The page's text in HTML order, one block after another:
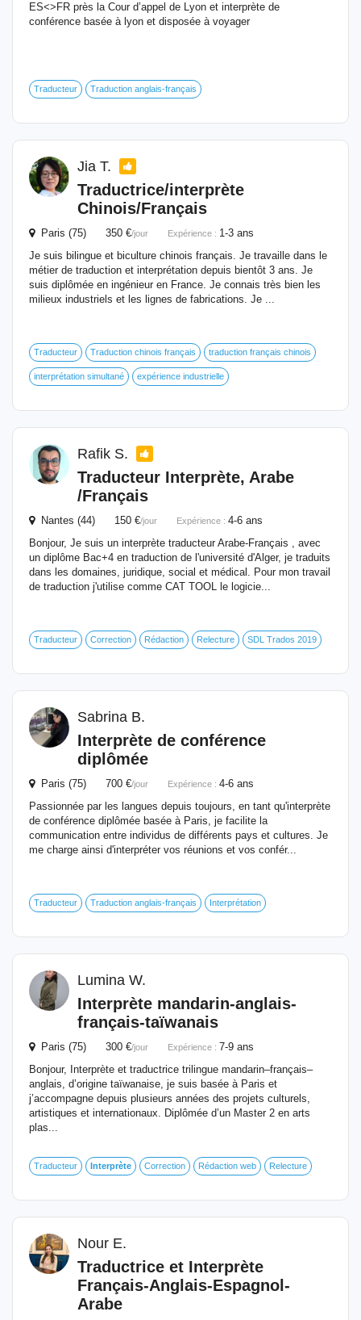
ES<>FR près la Cour d’appel de Lyon et interprète de
conférence basée à lyon et disposée à voyager
Traducteur Traduction anglais-français
Jia T.
Traductrice/interprète
Chinois/Français
Paris (75) 350 €/jour Expérience : 1-3 ans
Je suis bilingue et biculture chinois français. Je travaille dans le
métier de traduction et interprétation depuis bientôt 3 ans. Je
suis diplômée en ingénieur en France. Je connais très bien les
milieux industriels et les lignes de fabrications. Je ...
Traducteur Traduction chinois français traduction français chinois
interprétation simultané expérience industrielle
Rafik S.
Traducteur Interprète, Arabe
/Français
Nantes (44) 150 €/jour Expérience : 4-6 ans
Bonjour, Je suis un interprète traducteur Arabe-Français , avec
un diplôme Bac+4 en traduction de l'université d'Alger, je traduits
dans les domaines, juridique, social et médical. Pour mon travail
de traduction j'utilise comme CAT TOOL le logicie...
Traducteur Correction Rédaction Relecture SDL Trados 2019
Sabrina B.
Interprète de conférence
diplômée
Paris (75) 700 €/jour Expérience : 4-6 ans
Passionnée par les langues depuis toujours, en tant qu'interprète
de conférence diplômée basée à Paris, je facilite la
communication entre individus de différents pays et cultures. Je
me charge ainsi d'interpréter vos réunions et vos confér...
Traducteur Traduction anglais-français Interprétation
Lumina W.
Interprète mandarin-anglais-
français-taïwanais
Paris (75) 300 €/jour Expérience : 7-9 ans
Bonjour, Interprète et traductrice trilingue mandarin–français–
anglais, d’origine taïwanaise, je suis basée à Paris et
j’accompagne depuis plusieurs années des projets culturels,
artistiques et internationaux. Diplômée d’un Master 2 en arts
plas...
Traducteur Interprète Correction Rédaction web Relecture
Nour E.
Traductrice et Interprète
Français-Anglais-Espagnol-
Arabe